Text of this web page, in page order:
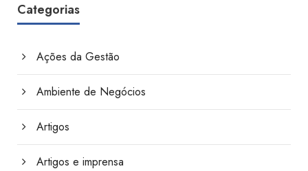
Categorias
Ações da Gestão
Ambiente de Negócios
Artigos
Artigos e imprensa